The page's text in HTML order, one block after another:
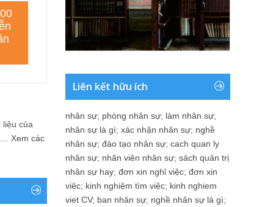
liệu của
Xem các
Liên kết hữu ích
nhân sự; phòng nhân sự; làm nhân sự;
nhân sự là gì; xác nhận nhân sự; nghề
nhân sự; đào tạo nhân sự; cach quan ly
nhân sự; nhân viên nhân sự; sách quản trị
nhân sự hay; đơn xin nghỉ việc; đơn xin
việc; kinh nghiệm tìm việc; kinh nghiem
viet CV; ban nhân sự; nghề nhân sự là gì;